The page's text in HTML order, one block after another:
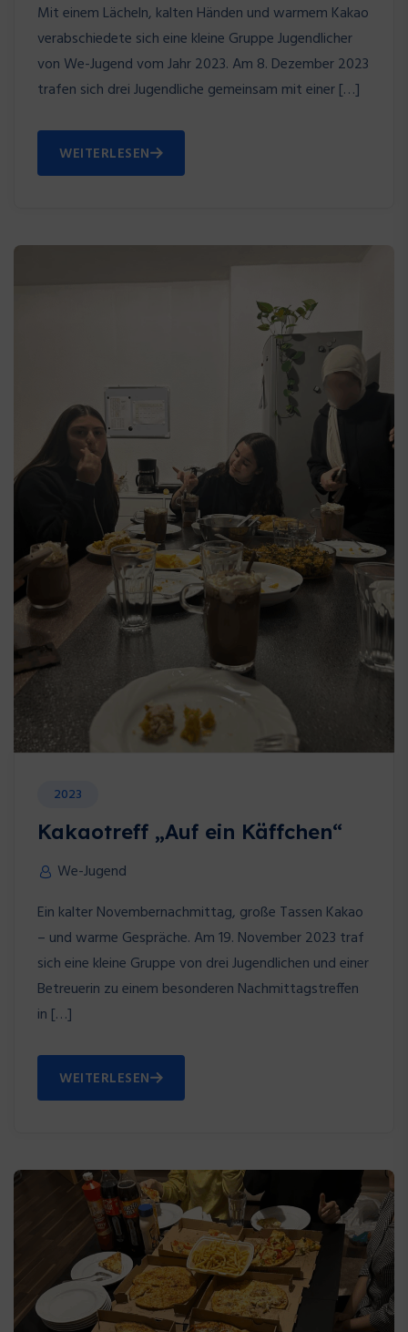
Mit einem Lächeln, kalten Händen und warmem Kakao
verabschiedete sich eine kleine Gruppe Jugendlicher
von We-Jugend vom Jahr 2023. Am 8. Dezember 2023
trafen sich drei Jugendliche gemeinsam mit einer […]
WEITERLESEN
2023
Kakaotreff „Auf ein Käffchen“
We-Jugend
Ein kalter Novembernachmittag, große Tassen Kakao
– und warme Gespräche. Am 19. November 2023 traf
sich eine kleine Gruppe von drei Jugendlichen und einer
Betreuerin zu einem besonderen Nachmittagstreffen
in […]
WEITERLESEN